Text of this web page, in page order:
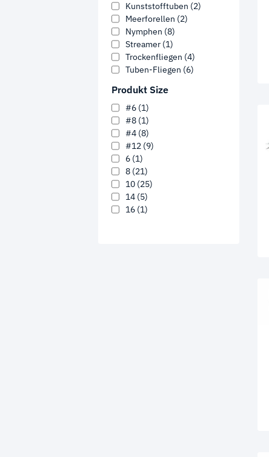
Kunststofftuben (2)
Meerforellen (2)
Nymphen (8)
Streamer (1)
Trockenfliegen (4)
Tuben-Fliegen (6)
Produkt Size
#6 (1)
#8 (1)
#4 (8)
#12 (9)
6 (1)
8 (21)
10 (25)
14 (5)
16 (1)